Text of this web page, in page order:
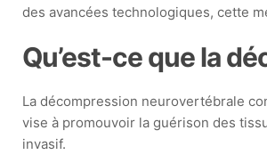
des avancées technologiques, cette
Qu’est-ce que la
La décompression neurovertébrale
vise à promouvoir la guérison des
invasif.